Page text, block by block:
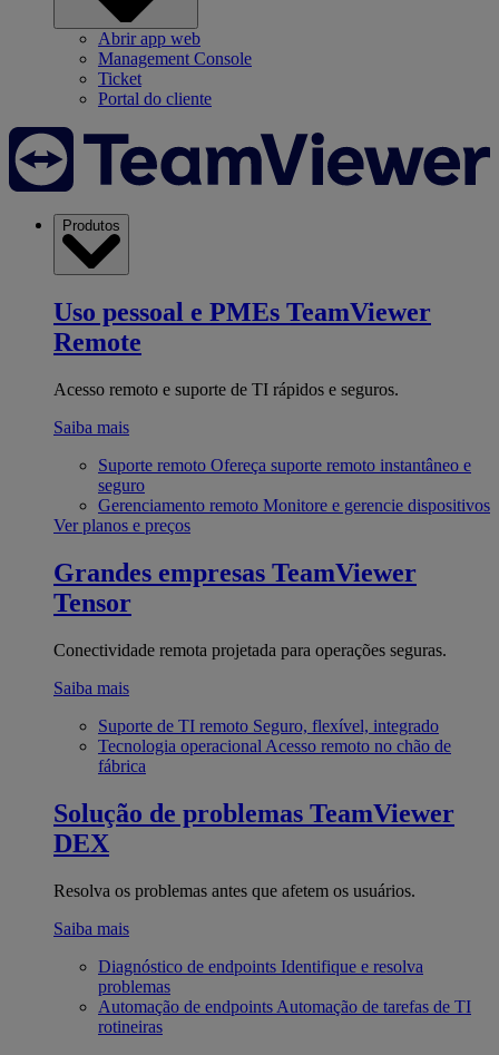
Abrir app web
Management Console
Ticket
Portal do cliente
Produtos
Uso pessoal e PMEs TeamViewer
Remote
Acesso remoto e suporte de TI rápidos e seguros.
Saiba mais
Suporte remoto Ofereça suporte remoto instantâneo e
seguro
Gerenciamento remoto Monitore e gerencie dispositivos
Ver planos e preços
Grandes empresas TeamViewer
Tensor
Conectividade remota projetada para operações seguras.
Saiba mais
Suporte de TI remoto Seguro, flexível, integrado
Tecnologia operacional Acesso remoto no chão de
fábrica
Solução de problemas TeamViewer
DEX
Resolva os problemas antes que afetem os usuários.
Saiba mais
Diagnóstico de endpoints Identifique e resolva
problemas
Automação de endpoints Automação de tarefas de TI
rotineiras